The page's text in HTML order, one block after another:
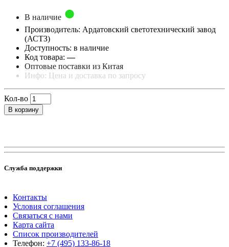
В наличие
Производитель: Ардатовский светотехнический завод
(АСТЗ)
Доступность: в наличие
Код товара:—
Оптовые поставки из Китая
Инфо: Цена и доставка по запросу
Кол-во
В корзину
Служба поддержки
Контакты
Условия соглашения
Связаться с нами
Карта сайта
Список производителей
Телефон: +7 (495) 133-86-18